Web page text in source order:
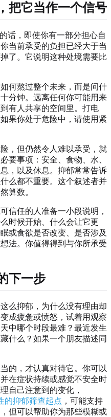
把它当作一个信号
话，即使你有一部分担心自
当前承受的负担已经大于当
了。它说明这种处境需要比
何熬过整个未来，而是问什
分钟。远离任何你可能用来
有人共享的空间里。打电
果你处于危险中，请使用紧
，但仍然令人难以承受，就
要事项：安全、食物、水、
，以及休息。抑郁常常告诉
么都不重要。这个叙述者并
算数。
信任的人准备一小段说明，
时候开始、什么会让它更
或食欲是否改变、是否涉及
法。你值得得到与你所承受
下一步
么抑郁，为什么没有理由却
成疲惫或愤怒，试着用观察
中哪个时段最难？最近发生
什么？如果一个朋友描述同
的，才认真对待它。你可以
在症状持续或感觉不安全时
自己注意到的变化，
的抑郁筛查起点 ，可能支持
但可以帮助你为那些模糊或